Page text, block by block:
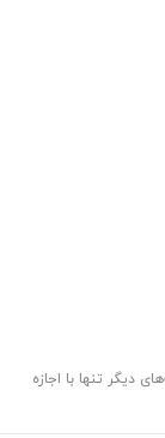
دیگر تنها با اجازه